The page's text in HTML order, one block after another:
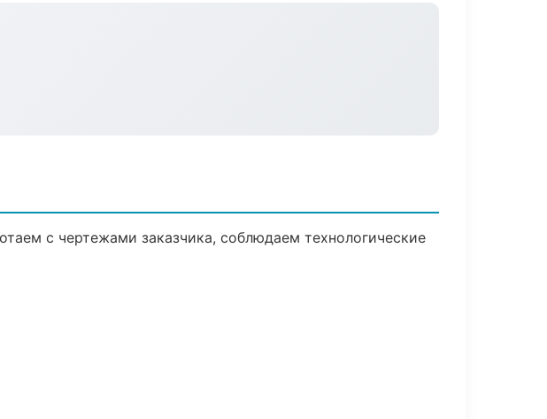
с чертежами заказчика, соблюдаем технологические